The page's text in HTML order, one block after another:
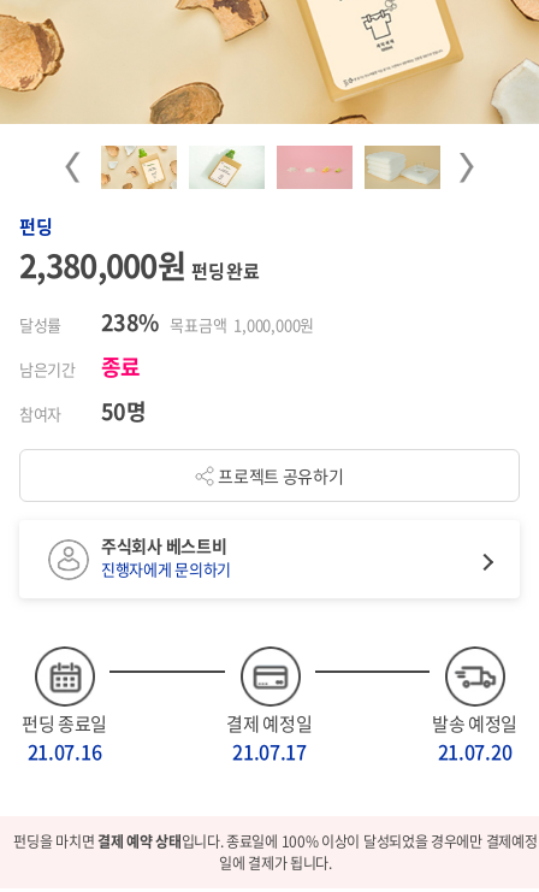
Previous Next
펀딩
2,380,000원펀딩 완료
달성률 238% 목표금액 1,000,000원
남은기간
종료
참여자 50명
프로젝트 공유하기
펀딩 종료일
21.07.16
결제 예정일
21.07.17
발송 예정일
21.07.20
주식회사 베스트비
진행자에게 문의하기
펀딩을 마치면결제 예약 상태입니다. 종료일에 100% 이상이 달성되었을 경우에만 결제예정
일에 결제가 됩니다.